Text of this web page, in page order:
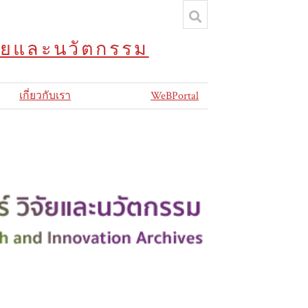
และนวัตกรรม
เกี่ยวกับเรา WeBPortal